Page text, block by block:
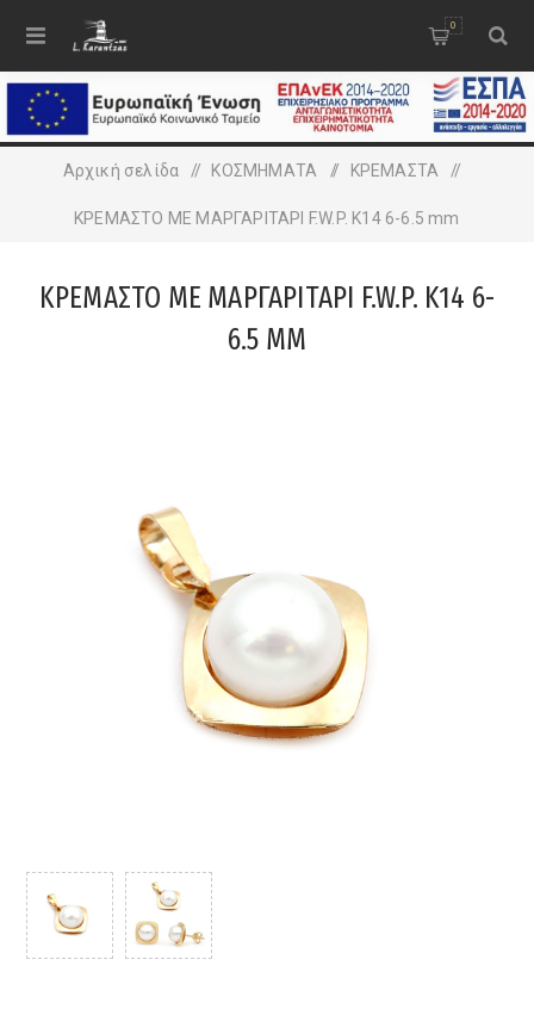
0
Αρχική σελίδα / ΚΟΣΜΗΜΑΤΑ / ΚΡΕΜΑΣΤΑ /
ΚΡΕΜΑΣΤΟ ΜΕ ΜΑΡΓΑΡΙΤΑΡΙ F.W.P. K14 6-6.5 mm
ΚΡΕΜΑΣΤΟ ΜΕ ΜΑΡΓΑΡΙΤΑΡΙ F.W.P. K14 6-
6.5 MM